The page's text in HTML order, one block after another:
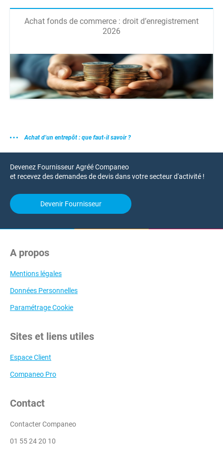
Achat fonds de commerce : droit d’enregistrement
2026
Achat d’un entrepôt : que faut-il savoir ?
Devenez Fournisseur Agréé Companeo
et recevez des demandes de devis dans votre secteur d'activité !
Devenir Fournisseur
A propos
Mentions légales
Données Personnelles
Paramétrage Cookie
Sites et liens utiles
Espace Client
Companeo Pro
Contact
Contacter Companeo
01 55 24 20 10